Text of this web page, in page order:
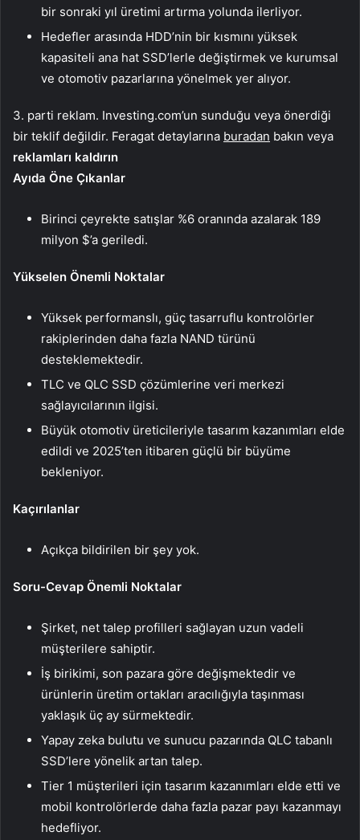
bir sonraki yıl üretimi artırma yolunda ilerliyor.
Hedefler arasında HDD’nin bir kısmını yüksek
kapasiteli ana hat SSD’lerle değiştirmek ve kurumsal
ve otomotiv pazarlarına yönelmek yer alıyor.
3. parti reklam. Investing.com’un sunduğu veya önerdiği
bir teklif değildir. Feragat detaylarına buradan bakın veya
reklamları kaldırın
Ayıda Öne Çıkanlar
Birinci çeyrekte satışlar %6 oranında azalarak 189
milyon $’a geriledi.
Yükselen Önemli Noktalar
Yüksek performanslı, güç tasarruflu kontrolörler
rakiplerinden daha fazla NAND türünü
desteklemektedir.
TLC ve QLC SSD çözümlerine veri merkezi
sağlayıcılarının ilgisi.
Büyük otomotiv üreticileriyle tasarım kazanımları elde
edildi ve 2025’ten itibaren güçlü bir büyüme
bekleniyor.
Kaçırılanlar
Açıkça bildirilen bir şey yok.
Soru-Cevap Önemli Noktalar
Şirket, net talep profilleri sağlayan uzun vadeli
müşterilere sahiptir.
İş birikimi, son pazara göre değişmektedir ve
ürünlerin üretim ortakları aracılığıyla taşınması
yaklaşık üç ay sürmektedir.
Yapay zeka bulutu ve sunucu pazarında QLC tabanlı
SSD’lere yönelik artan talep.
Tier 1 müşterileri için tasarım kazanımları elde etti ve
mobil kontrolörlerde daha fazla pazar payı kazanmayı
hedefliyor.